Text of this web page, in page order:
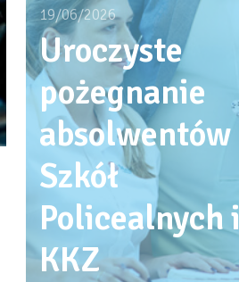
19/06/2026
Uroczyste
pożegnanie
absolwentów
Szkół
Policealnych i
KKZ